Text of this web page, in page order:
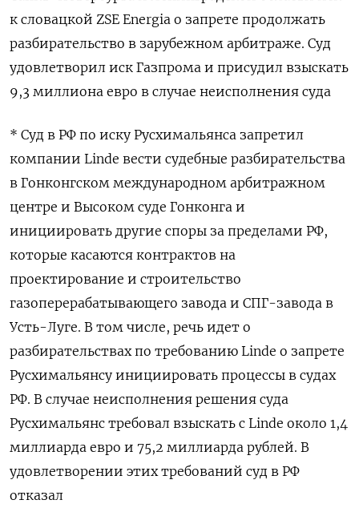
к словацкой ZSE Energia о запрете продолжать
разбирательство в зарубежном арбитраже. Суд
удовлетворил иск Газпрома и присудил взыскать
9,3 миллиона евро в случае неисполнения суда
* Суд в РФ по иску Русхимальянса запретил
компании Linde вести судебные разбирательства
в Гонконгском международном арбитражном
центре и Высоком суде Гонконга и
инициировать другие споры за пределами РФ,
которые касаются контрактов на
проектирование и строительство
газоперерабатывающего завода и СПГ-завода в
Усть-Луге. В том числе, речь идет о
разбирательствах по требованию Linde о запрете
Русхимальянсу инициировать процессы в судах
РФ. В случае неисполнения решения суда
Русхимальянс требовал взыскать с Linde около 1,4
миллиарда евро и 75,2 миллиарда рублей. В
удовлетворении этих требований суд в РФ
отказал